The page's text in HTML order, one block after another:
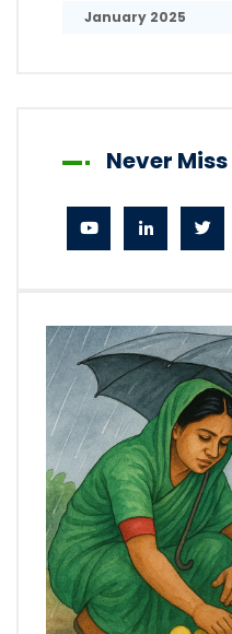
January 2025
Never